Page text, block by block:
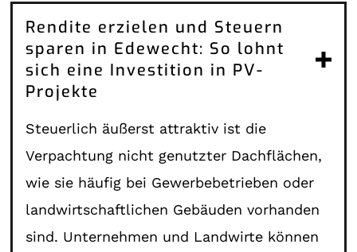
Rendite erzielen und Steuern
sparen in Edewecht: So lohnt
sich eine Investition in PV-
Projekte
Steuerlich äußerst attraktiv ist die
Verpachtung nicht genutzter Dachflächen,
wie sie häufig bei Gewerbebetrieben oder
landwirtschaftlichen Gebäuden vorhanden
sind. Unternehmen und Landwirte können